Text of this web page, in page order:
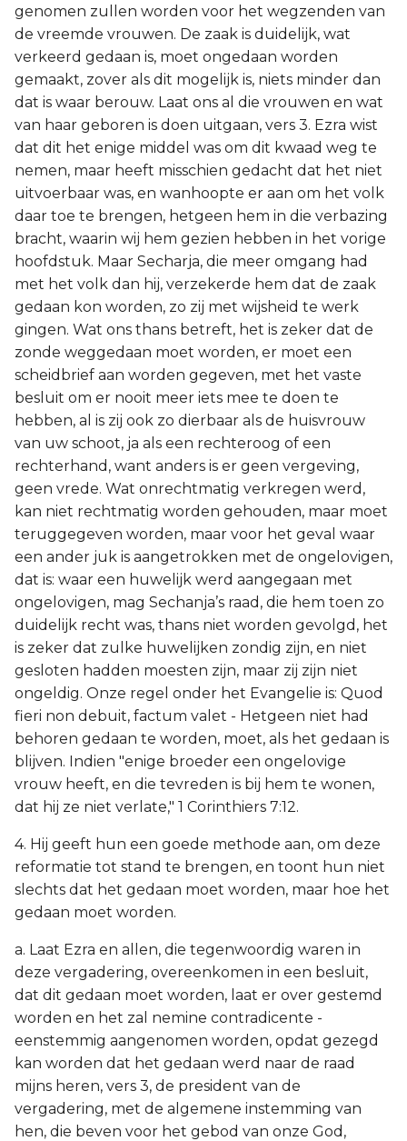
genomen zullen worden voor het wegzenden van
de vreemde vrouwen. De zaak is duidelijk, wat
verkeerd gedaan is, moet ongedaan worden
gemaakt, zover als dit mogelijk is, niets minder dan
dat is waar berouw. Laat ons al die vrouwen en wat
van haar geboren is doen uitgaan, vers 3. Ezra wist
dat dit het enige middel was om dit kwaad weg te
nemen, maar heeft misschien gedacht dat het niet
uitvoerbaar was, en wanhoopte er aan om het volk
daar toe te brengen, hetgeen hem in die verbazing
bracht, waarin wij hem gezien hebben in het vorige
hoofdstuk. Maar Secharja, die meer omgang had
met het volk dan hij, verzekerde hem dat de zaak
gedaan kon worden, zo zij met wijsheid te werk
gingen. Wat ons thans betreft, het is zeker dat de
zonde weggedaan moet worden, er moet een
scheidbrief aan worden gegeven, met het vaste
besluit om er nooit meer iets mee te doen te
hebben, al is zij ook zo dierbaar als de huisvrouw
van uw schoot, ja als een rechteroog of een
rechterhand, want anders is er geen vergeving,
geen vrede. Wat onrechtmatig verkregen werd,
kan niet rechtmatig worden gehouden, maar moet
teruggegeven worden, maar voor het geval waar
een ander juk is aangetrokken met de ongelovigen,
dat is: waar een huwelijk werd aangegaan met
ongelovigen, mag Sechanja’s raad, die hem toen zo
duidelijk recht was, thans niet worden gevolgd, het
is zeker dat zulke huwelijken zondig zijn, en niet
gesloten hadden moesten zijn, maar zij zijn niet
ongeldig. Onze regel onder het Evangelie is: Quod
fieri non debuit, factum valet - Hetgeen niet had
behoren gedaan te worden, moet, als het gedaan is
blijven. Indien "enige broeder een ongelovige
vrouw heeft, en die tevreden is bij hem te wonen,
dat hij ze niet verlate," 1 Corinthiers 7:12.
4. Hij geeft hun een goede methode aan, om deze
reformatie tot stand te brengen, en toont hun niet
slechts dat het gedaan moet worden, maar hoe het
gedaan moet worden.
a. Laat Ezra en allen, die tegenwoordig waren in
deze vergadering, overeenkomen in een besluit,
dat dit gedaan moet worden, laat er over gestemd
worden en het zal nemine contradicente -
eenstemmig aangenomen worden, opdat gezegd
kan worden dat het gedaan werd naar de raad
mijns heren, vers 3, de president van de
vergadering, met de algemene instemming van
hen, die beven voor het gebod van onze God,